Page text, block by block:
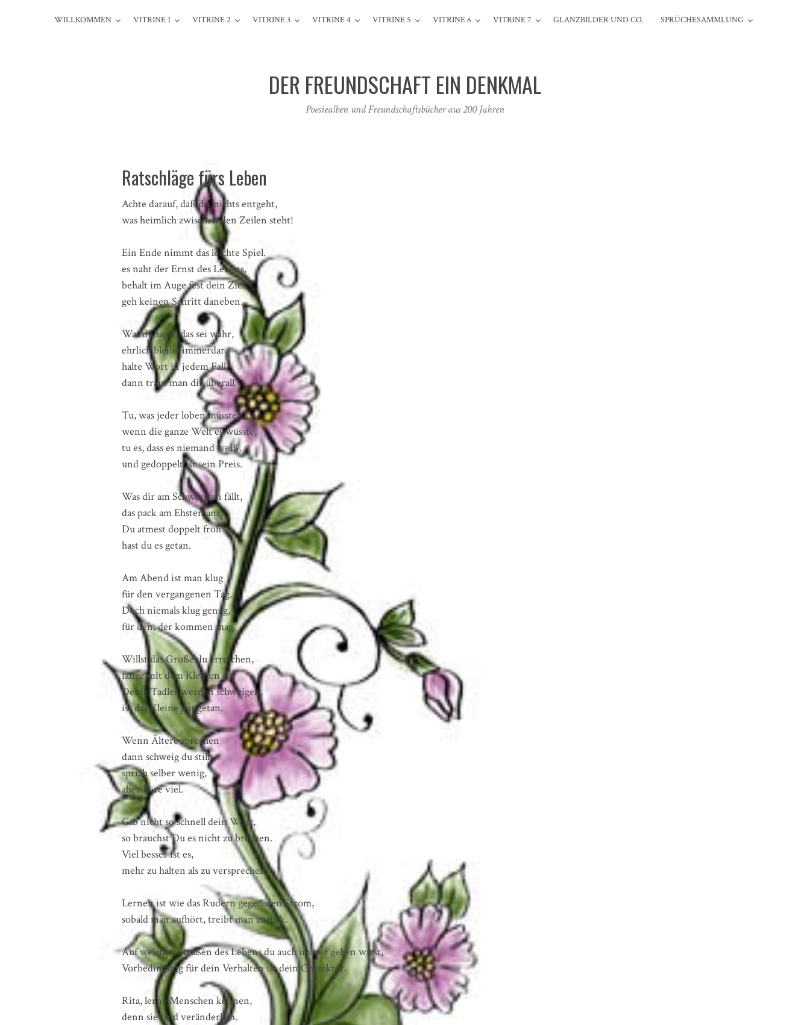
WILLKOMMEN VITRINE 1 VITRINE 2 VITRINE 3 VITRINE 4 VITRINE 5 VITRINE 6 VITRINE 7 GLANZBILDER UND CO. SPRÜCHESAMMLUNG
DER FREUNDSCHAFT EIN DENKMAL
Poesiealben und Freundschaftsbücher aus 200 Jahren
Ratschläge fürs Leben
Achte darauf, daß dir nichts entgeht,
was heimlich zwischen den Zeilen steht!
Ein Ende nimmt das leichte Spiel.
es naht der Ernst des Lebens,
behalt im Auge fest dein Ziel
geh keinen Schritt daneben.
Was du sagst, das sei wahr,
ehrlich bleibe immerdar,
halte Wort in jedem Fall,
dann traut man dir überall.
Tu, was jeder loben müsste,
wenn die ganze Welt es wüsste;
tu es, dass es niemand weiß,
und gedoppelt ist sein Preis.
Was dir am Schwersten fällt,
das pack am Ehsten an.
Du atmest doppelt froh
hast du es getan.
Am Abend ist man klug
für den vergangenen Tag.
Doch niemals klug genug,
für den, der kommen mag.
Willst das Große du erreichen,
fange mit dem Kleinen an.
Deine Tadler werden schweigen,
ist das Kleine gut getan.
Wenn Ältere sprechen
dann schweig du still,
sprich selber wenig,
aber höre viel.
Gib nicht so schnell dein Wort,
so brauchst Du es nicht zu brechen.
Viel besser ist es,
mehr zu halten als zu versprechen!
Lernen ist wie das Rudern gegen den Strom,
sobald man aufhört, treibt man zurück.
Auf welchen Straßen des Lebens du auch immer gehen wirst,
Vorbedingung für dein Verhalten ist dein Charakter.
Rita, lerne Menschen kennen,
denn sie sind veränderlich.